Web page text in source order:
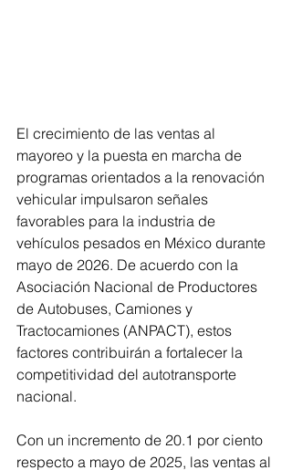
El crecimiento de las ventas al
mayoreo y la puesta en marcha de
programas orientados a la renovación
vehicular impulsaron señales
favorables para la industria de
vehículos pesados en México durante
mayo de 2026. De acuerdo con la
Asociación Nacional de Productores
de Autobuses, Camiones y
Tractocamiones (ANPACT), estos
factores contribuirán a fortalecer la
competitividad del autotransporte
nacional.
Con un incremento de 20.1 por ciento
respecto a mayo de 2025, las ventas al